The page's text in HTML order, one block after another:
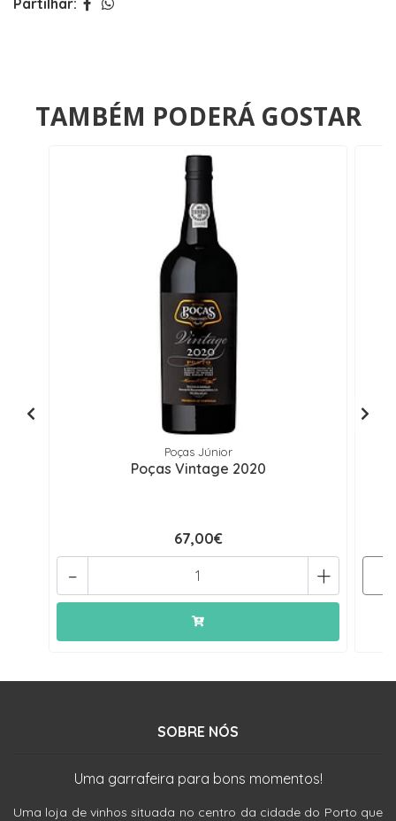
Partilhar:
TAMBÉM PODERÁ GOSTAR
Poças Júnior
Poças Vintage 2020
67,00€
+
-
SOBRE NÓS
Uma garrafeira para bons momentos!
Uma loja de vinhos situada no centro da cidade do Porto que